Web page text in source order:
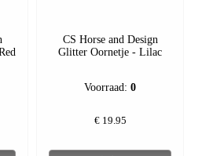
CS Horse and Design
Glitter Oornetje - Lilac
Voorraad:0
€ 19.95